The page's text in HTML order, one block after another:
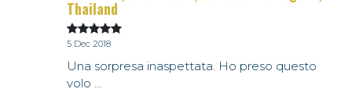
Thailand
5 Dec 2018
Una sorpresa inaspettata. Ho preso questo
volo ...